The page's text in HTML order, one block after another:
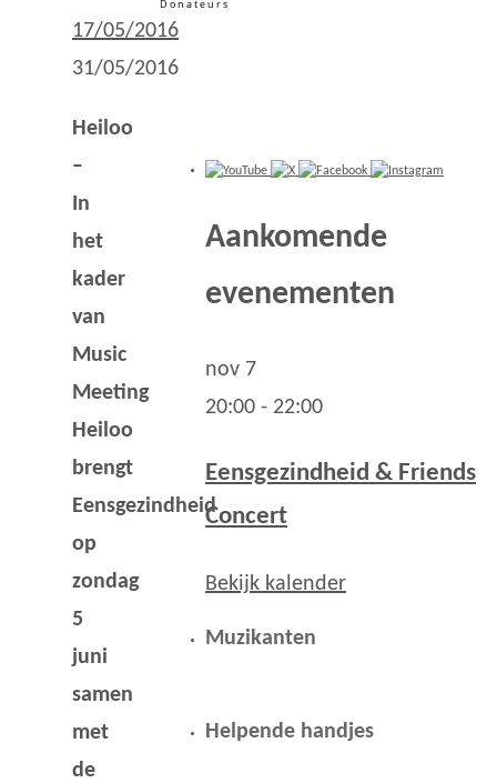
17/05/2016
31/05/2016
Heiloo
–
In
het
kader
van
Music
Meeting
Heiloo
brengt
Eensgezindheid
op
zondag
5
juni
samen
met
de
Donateurs
Aankomende
evenementen
nov 7
20:00 - 22:00
Eensgezindheid & Friends
Concert
Bekijk kalender
Muzikanten
Helpende handjes